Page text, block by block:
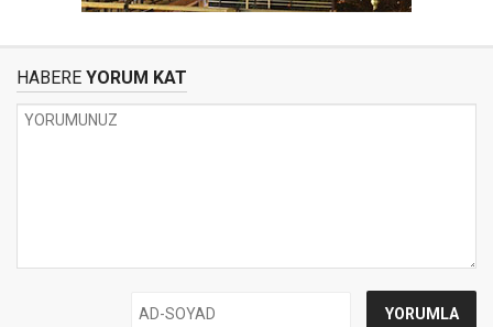
HABERE YORUM KAT